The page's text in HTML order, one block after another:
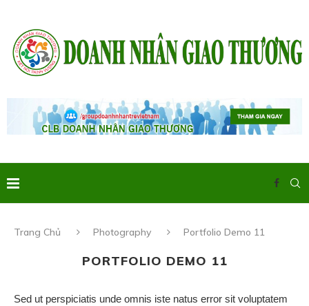
Trang Chủ Photography Portfolio Demo 11
PORTFOLIO DEMO 11
Sed ut perspiciatis unde omnis iste natus error sit voluptatem